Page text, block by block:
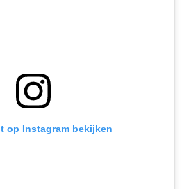
op Instagram bekijken